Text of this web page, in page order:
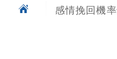
感情挽回機